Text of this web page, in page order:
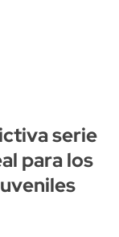
serie
para los